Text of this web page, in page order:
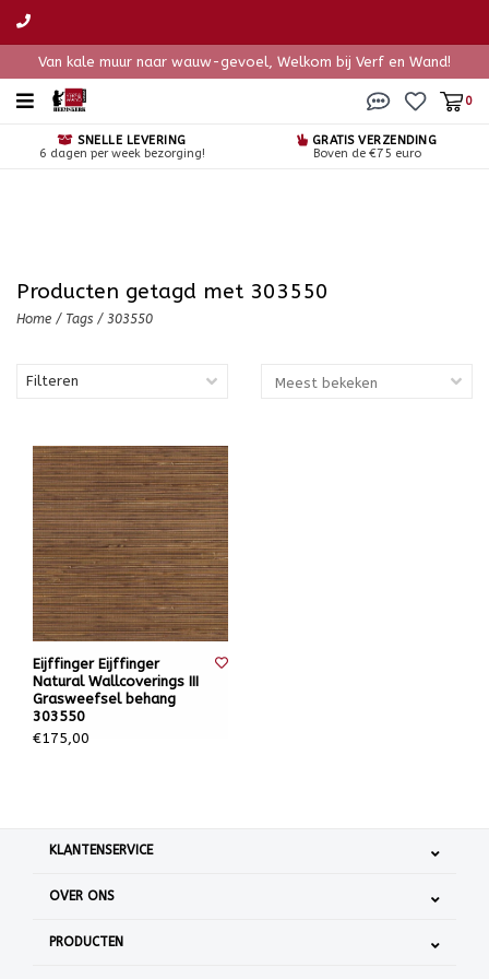
Van kale muur naar wauw-gevoel, Welkom bij Verf en Wand!
0
SNELLE LEVERING
6 dagen per week bezorging!
GRATIS VERZENDING
Boven de €75 euro
Producten getagd met 303550
Home / Tags / 303550
Filteren
Eijffinger Eijffinger
Natural Wallcoverings III
Grasweefsel behang
303550
€175,00
KLANTENSERVICE
OVER ONS
PRODUCTEN